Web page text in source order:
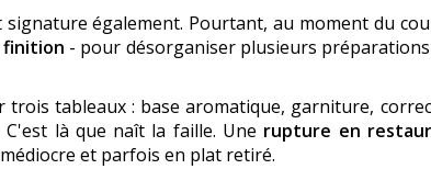
également. Pourtant, au moment du
finition - pour désorganiser plusieurs
tableaux : base aromatique, garniture,
là que naît la faille. Une rupture en
et parfois en plat retiré.